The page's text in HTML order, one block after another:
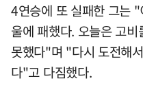
4연승에 또 실패한 그는
울에 패했다. 오늘은 고
못했다"며 "다시 도전해
다"고 다짐했다.